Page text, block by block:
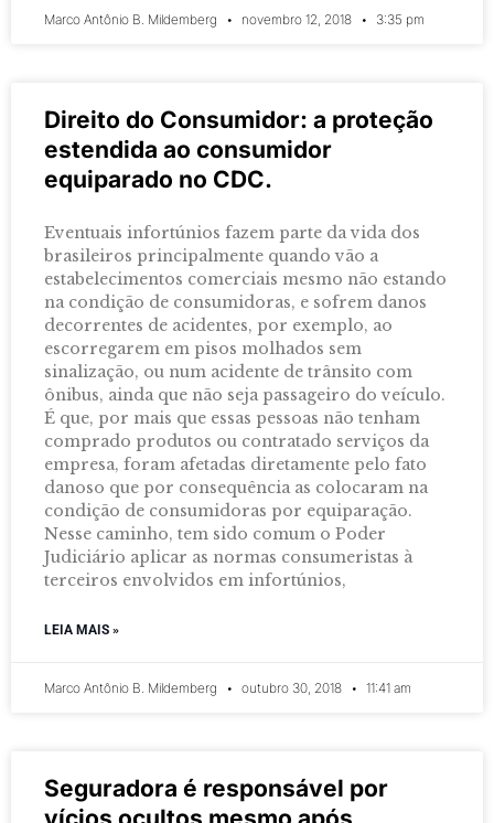
Marco Antônio B. Mildemberg novembro 12, 2018 3:35 pm
Direito do Consumidor: a proteção
estendida ao consumidor
equiparado no CDC.
Eventuais infortúnios fazem parte da vida dos
brasileiros principalmente quando vão a
estabelecimentos comerciais mesmo não estando
na condição de consumidoras, e sofrem danos
decorrentes de acidentes, por exemplo, ao
escorregarem em pisos molhados sem
sinalização, ou num acidente de trânsito com
ônibus, ainda que não seja passageiro do veículo.
É que, por mais que essas pessoas não tenham
comprado produtos ou contratado serviços da
empresa, foram afetadas diretamente pelo fato
danoso que por consequência as colocaram na
condição de consumidoras por equiparação.
Nesse caminho, tem sido comum o Poder
Judiciário aplicar as normas consumeristas à
terceiros envolvidos em infortúnios,
LEIA MAIS »
Marco Antônio B. Mildemberg outubro 30, 2018 11:41 am
Seguradora é responsável por